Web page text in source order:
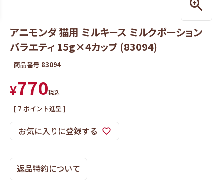
アニモンダ 猫用 ミルキース ミルクポーション
バラエティ 15g×4カップ (83094)
商品番号 83094
¥770税込
[ 7 ポイント進呈 ]
お気に入りに登録する
返品特約について